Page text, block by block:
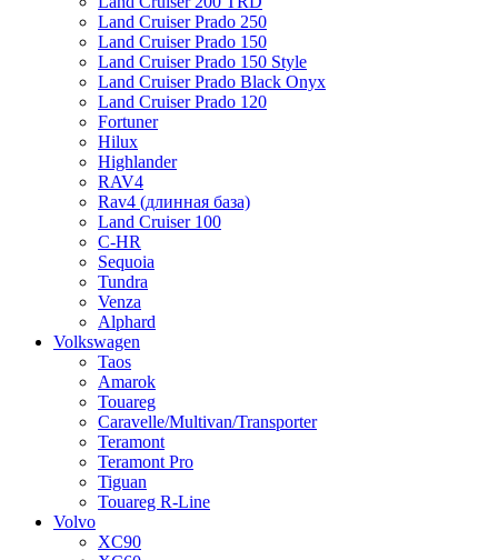
Land Cruiser Prado 250
Land Cruiser Prado 150
Land Cruiser Prado 150 Style
Land Cruiser Prado Black Onyx
Land Cruiser Prado 120
Fortuner
Hilux
Highlander
RAV4
Rav4 (длинная база)
Land Cruiser 100
C-HR
Sequoia
Tundra
Venza
Alphard
Volkswagen
Taos
Amarok
Touareg
Caravelle/Multivan/Transporter
Teramont
Teramont Pro
Tiguan
Touareg R-Line
Volvo
XC90